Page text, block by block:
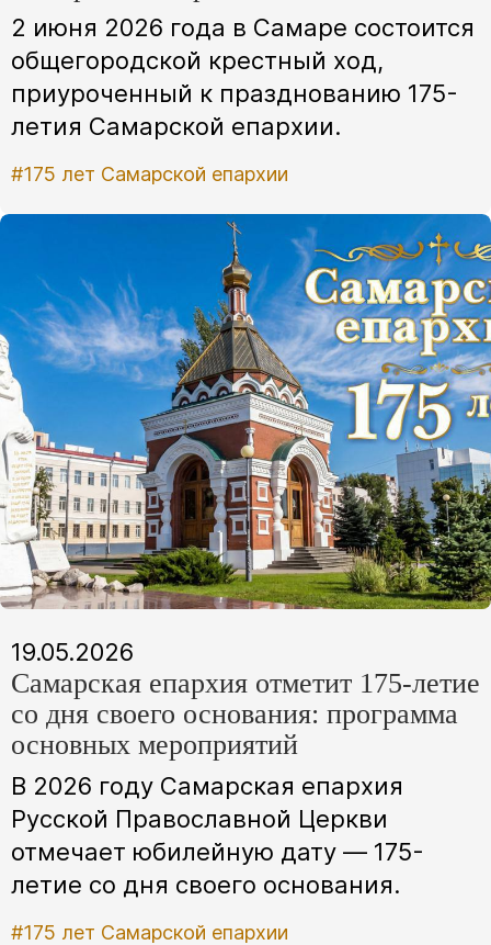
2 июня 2026 года в Самаре состоится
общегородской крестный ход,
приуроченный к празднованию 175-
летия Самарской епархии.
#175 лет Самарской епархии
19.05.2026
Самарская епархия отметит 175-летие
со дня своего основания: программа
основных мероприятий
В 2026 году Самарская епархия
Русской Православной Церкви
отмечает юбилейную дату — 175-
летие со дня своего основания.
#175 лет Самарской епархии